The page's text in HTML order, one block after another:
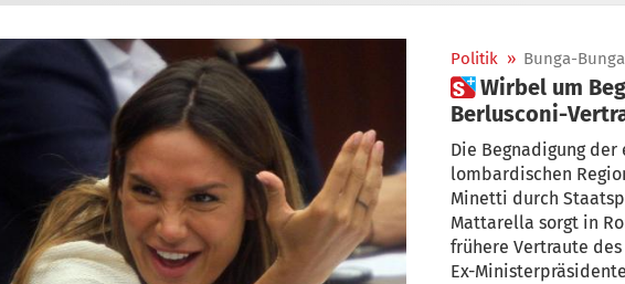
Politik » Bunga-
 Wirbel um Begnadigung von
Berlusconi-
Die Begnadigung der
lombardischen
Minetti durch
Mattarella sorgt in
frühere Vertraute
Ex-